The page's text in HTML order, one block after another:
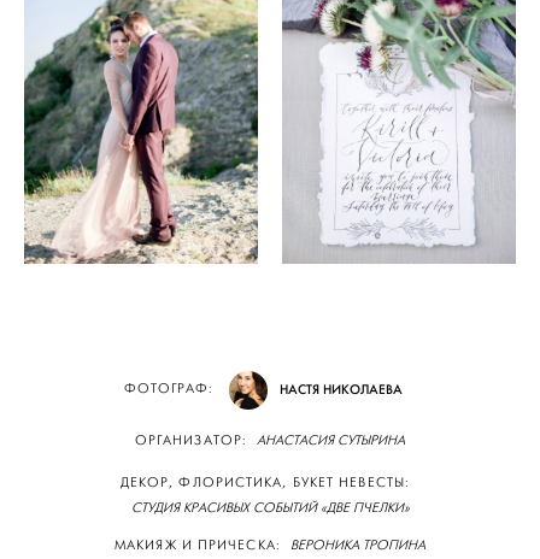
ФОТОГРАФ: НАСТЯ НИКОЛАЕВА
ОРГАНИЗАТОР: АНАСТАСИЯ СУТЫРИНА
ДЕКОР, ФЛОРИСТИКА, БУКЕТ НЕВЕСТЫ:
СТУДИЯ КРАСИВЫХ СОБЫТИЙ «ДВЕ ПЧЕЛКИ»
МАКИЯЖ И ПРИЧЕСКА: ВЕРОНИКА ТРОПИНА